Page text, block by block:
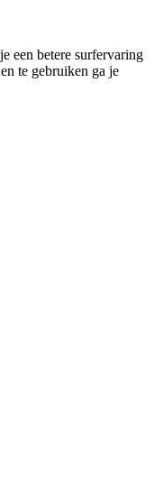
een betere surfervaring
te gebruiken ga je